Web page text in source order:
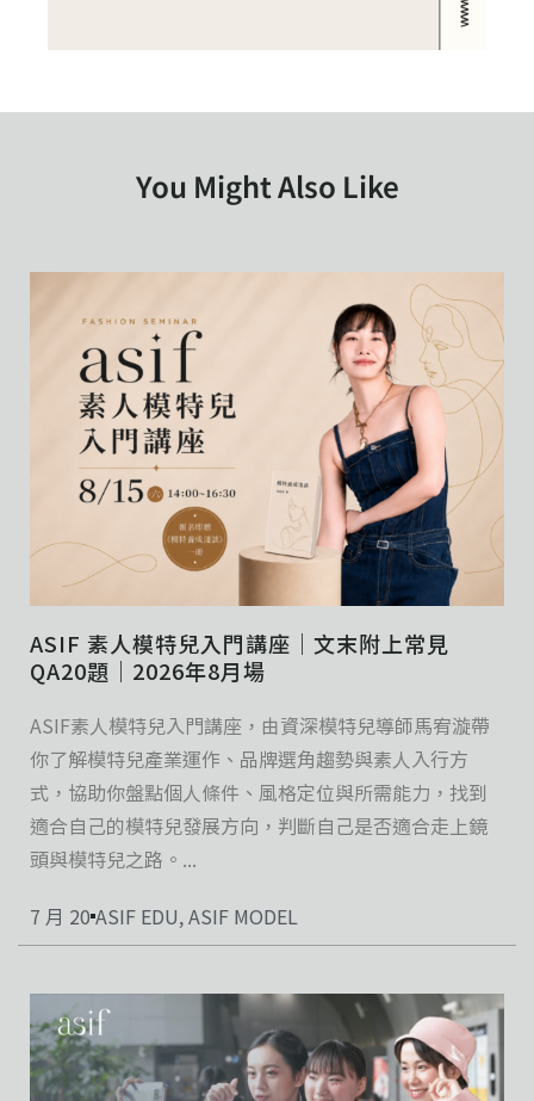
You Might Also Like
ASIF 素人模特兒入門講座｜文末附上常見
QA20題｜2026年8月場
ASIF素人模特兒入門講座，由資深模特兒導師馬宥漩帶
你了解模特兒產業運作、品牌選角趨勢與素人入行方
式，協助你盤點個人條件、風格定位與所需能力，找到
適合自己的模特兒發展方向，判斷自己是否適合走上鏡
頭與模特兒之路。...
7 月 20 ASIF EDU,ASIF MODEL